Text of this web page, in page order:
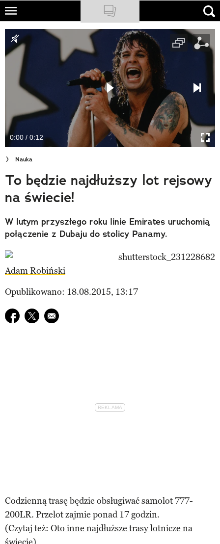
Skip
main
content
NATIONAL GEOGRAPHIC
TRAVELER
PODCASTY
Newsletter
Cuda Polski
Wielki Konkurs Fotograficzny
Trendbook Podróżniczy
Polecane
0:00 / 0:12
Nauka
To będzie najdłuższy lot rejsowy
na świecie!
W lutym przyszłego roku linie Emirates uruchomią
połączenie z Dubaju do stolicy Panamy.
Adam Robiński
Opublikowano: 18.08.2015, 13:17
Udostępnij na facebook
Udostępnij na twitter
E-mail do przyjaciela
Codzienną trasę będzie obsługiwać samolot 777-
200LR. Przelot zajmie ponad 17 godzin.
(Czytaj też: Oto inne najdłuższe trasy lotnicze na